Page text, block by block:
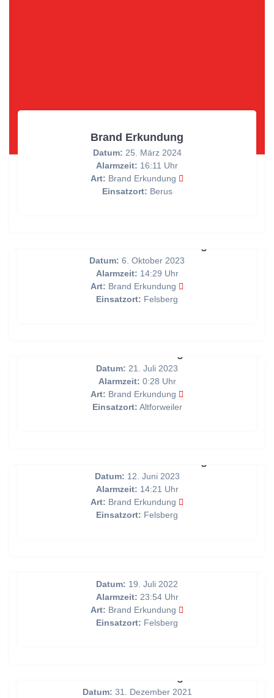
Brand Erkundung
Datum: 25. März 2024
Alarmzeit: 16:11 Uhr
Art: Brand Erkundung
Einsatzort: Berus
Datum: 6. Oktober 2023
Alarmzeit: 14:29 Uhr
Art: Brand Erkundung
Einsatzort: Felsberg
Datum: 21. Juli 2023
Alarmzeit: 0:28 Uhr
Art: Brand Erkundung
Einsatzort: Altforweiler
Datum: 12. Juni 2023
Alarmzeit: 14:21 Uhr
Art: Brand Erkundung
Einsatzort: Felsberg
Datum: 19. Juli 2022
Alarmzeit: 23:54 Uhr
Art: Brand Erkundung
Einsatzort: Felsberg
Datum: 31. Dezember 2021